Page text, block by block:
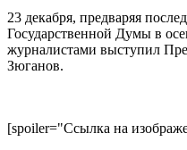
23 декабря, предваряя
Государственной Думы в
журналистами выступил
Зюганов.
[spoiler="Ссылка на